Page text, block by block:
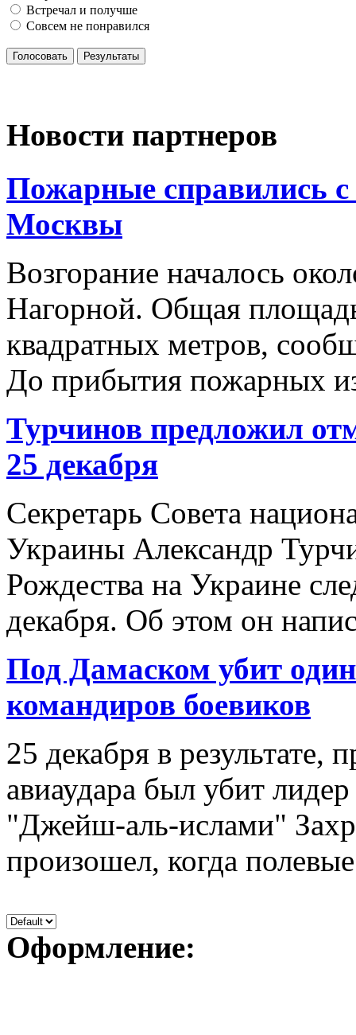
Встречал и получше
Совсем не понравился
Голосовать Результаты
Новости партнеров
Пожарные справились с
Москвы
Возгорание началось
Нагорной. Общая
квадратных метров,
До прибытия пожарных
Турчинов предложил
25 декабря
Секретарь Совета
Украины Александр
Рождества на Украине
декабря. Об этом он
Под Дамаском убит
командиров боевиков
25 декабря в результате,
авиаудара был убит
"Джейш-аль-ислами"
произошел, когда
Оформление: